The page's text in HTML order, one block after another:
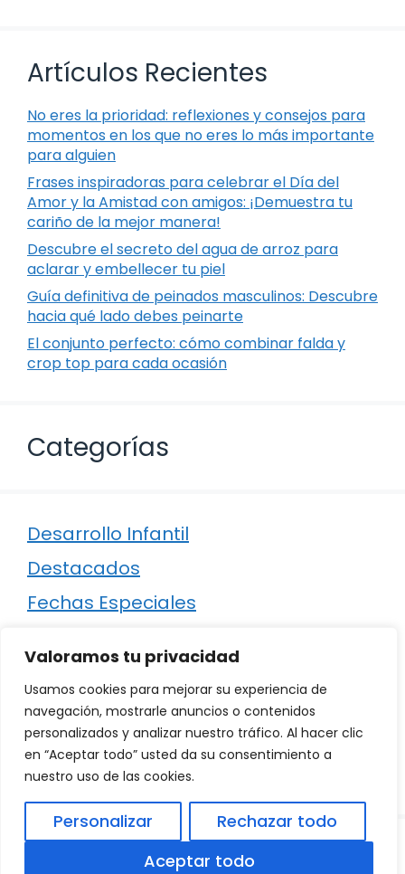
Valoramos tu privacidad
Usamos cookies para mejorar su experiencia de
navegación, mostrarle anuncios o contenidos
personalizados y analizar nuestro tráfico. Al hacer clic
en “Aceptar todo” usted da su consentimiento a
nuestro uso de las cookies.
Personalizar
Rechazar todo
Aceptar todo
Artículos Recientes
No eres la prioridad: reflexiones y consejos para
momentos en los que no eres lo más importante
para alguien
Frases inspiradoras para celebrar el Día del
Amor y la Amistad con amigos: ¡Demuestra tu
cariño de la mejor manera!
Descubre el secreto del agua de arroz para
aclarar y embellecer tu piel
Guía definitiva de peinados masculinos: Descubre
hacia qué lado debes peinarte
El conjunto perfecto: cómo combinar falda y
crop top para cada ocasión
Categorías
Desarrollo Infantil
Destacados
Fechas Especiales
Regalos
Relaciones
Ropa
Política de Privacidad Aviso Legal|